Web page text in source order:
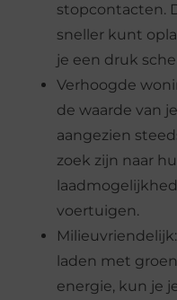
stopcontacten.
sneller kunt
je een druk
Verhoogde
de waarde van
aangezien
zoek zijn naar
voertuigen.
laden met
energie, kun je